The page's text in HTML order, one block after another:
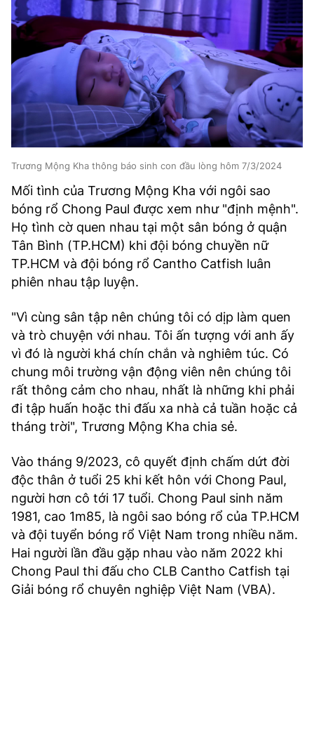
Trương Mộng Kha thông báo sinh con đầu lòng hôm 7/3/2024
Mối tình của Trương Mộng Kha với ngôi sao
bóng rổ Chong Paul được xem như "định mệnh".
Họ tình cờ quen nhau tại một sân bóng ở quận
Tân Bình (TP.HCM) khi đội bóng chuyền nữ
TP.HCM và đội bóng rổ Cantho Catfish luân
phiên nhau tập luyện.
"Vì cùng sân tập nên chúng tôi có dịp làm quen
và trò chuyện với nhau. Tôi ấn tượng với anh ấy
vì đó là người khá chín chắn và nghiêm túc. Có
chung môi trường vận động viên nên chúng tôi
rất thông cảm cho nhau, nhất là những khi phải
đi tập huấn hoặc thi đấu xa nhà cả tuần hoặc cả
tháng trời", Trương Mộng Kha chia sẻ.
Vào tháng 9/2023, cô quyết định chấm dứt đời
độc thân ở tuổi 25 khi kết hôn với Chong Paul,
người hơn cô tới 17 tuổi. Chong Paul sinh năm
1981, cao 1m85, là ngôi sao bóng rổ của TP.HCM
và đội tuyển bóng rổ Việt Nam trong nhiều năm.
Hai người lần đầu gặp nhau vào năm 2022 khi
Chong Paul thi đấu cho CLB Cantho Catfish tại
Giải bóng rổ chuyên nghiệp Việt Nam (VBA).